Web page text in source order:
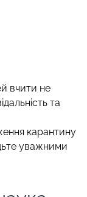
вчити не
та
карантину
уважними